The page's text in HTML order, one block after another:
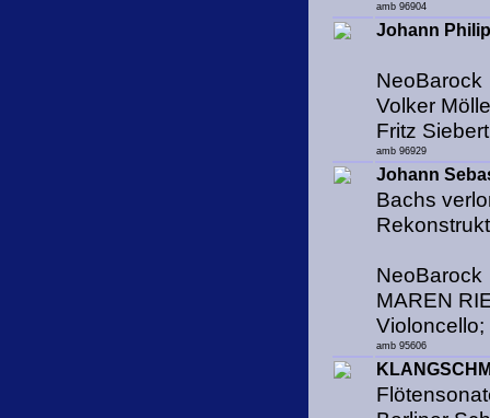
amb 96904
Johann
NeoBarock
Volker
Fritz
amb 96929
Johann
Bachs
NeoBarock
MAREN
amb 95606